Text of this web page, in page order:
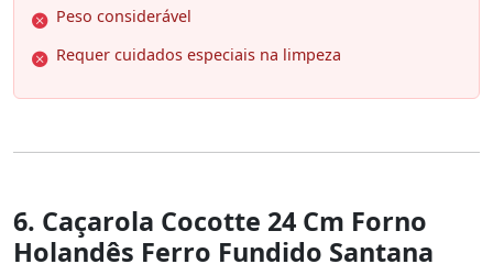
Peso considerável
Requer cuidados especiais na limpeza
6. Caçarola Cocotte 24 Cm Forno
Holandês Ferro Fundido Santana